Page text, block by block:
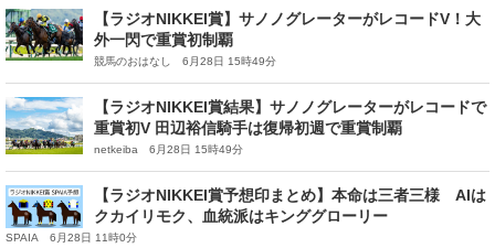
【ラジオNIKKEI賞】サノノグレーターがレコードV！大
外一閃で重賞初制覇
競馬のおはなし 6月28日 15時49分
【ラジオNIKKEI賞結果】サノノグレーターがレコードで
重賞初V 田辺裕信騎手は復帰初週で重賞制覇
netkeiba 6月28日 15時49分
【ラジオNIKKEI賞予想印まとめ】本命は三者三様 AIは
クカイリモク、血統派はキンググローリー
SPAIA 6月28日 11時0分